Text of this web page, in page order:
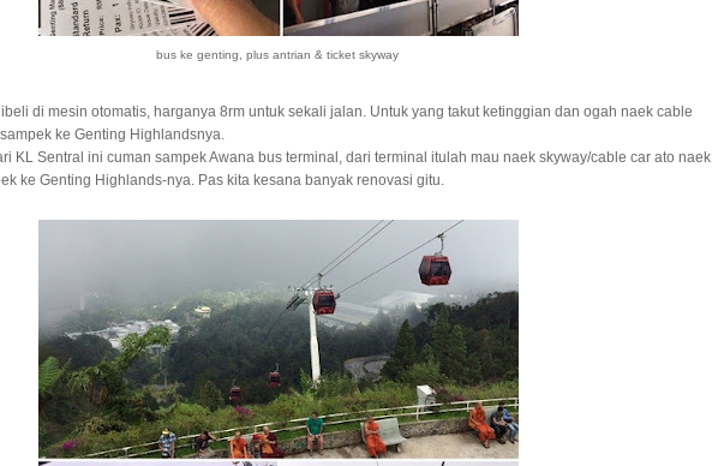
bus ke genting, plus antrian & ticket skyway
di mesin otomatis, harganya 8rm untuk sekali jalan. Untuk yang takut ketinggian dan ogah naek cable
ke Genting Highlandsnya.
KL Sentral ini cuman sampek Awana bus terminal, dari terminal itulah mau naek skyway/cable car ato naek
ke Genting Highlands-nya. Pas kita kesana banyak renovasi gitu.